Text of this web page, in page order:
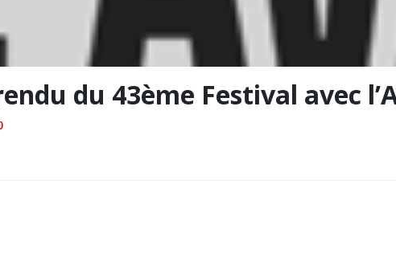
du 43ème Festival avec